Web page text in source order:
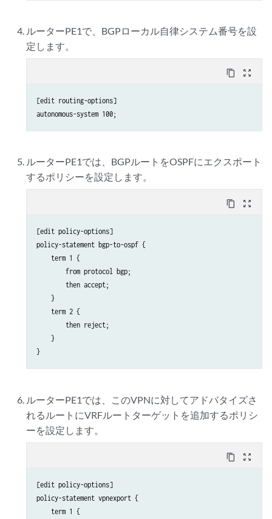
        local-address 192.0.2.2;
        neighbor 192.0.2.4 {
            family inet-vpn {
        }
    }
    area 0.0.0.0 {
        interface so-0/2/0.0;
ルーターPE1で、BGPローカル自律システム番号を設
定します。
content_copy zoom_out_map
[edit routing-options]
ルーターPE1では、BGPルートをOSPFにエクスポート
するポリシーを設定します。
content_copy zoom_out_map
[edit policy-options]
policy-statement bgp-to-ospf {
    term 1 {
        from protocol bgp;
        then accept;
    }
    term 2 {
        then reject;
    }
ルーターPE1では、このVPNに対してアドバタイズさ
れるルートにVRFルートターゲットを追加するポリシ
ーを設定します。
content_copy zoom_out_map
[edit policy-options]
policy-statement vpnexport {
    term 1 {